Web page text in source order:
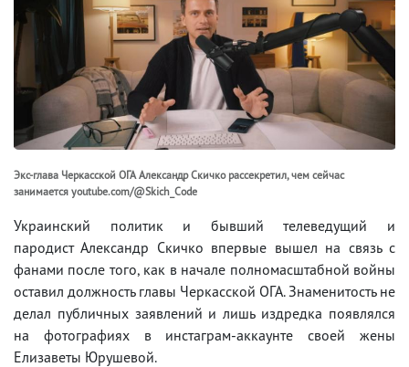
Экс-глава Черкасской ОГА Александр Скичко рассекретил, чем сейчас
занимается youtube.com/@Skich_Code
Украинский политик и бывший телеведущий и
пародист Александр Скичко впервые вышел на связь с
фанами после того, как в начале полномасштабной войны
оставил должность главы Черкасской ОГА. Знаменитость не
делал публичных заявлений и лишь издредка появлялся
на фотографиях в инстаграм-аккаунте своей жены
Елизаветы Юрушевой.